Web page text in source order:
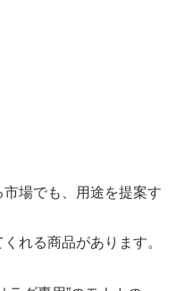
場でも、用途を提案す
れる商品があります。